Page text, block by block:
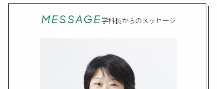
MESSAGE学科長からのメッセージ